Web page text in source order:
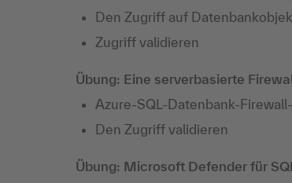
Den Zugriff auf
Zugriff validieren
Übung: Eine serverbasierte
Azure-SQL-Datenbank-
Den Zugriff validieren
Übung: Microsoft Defender für